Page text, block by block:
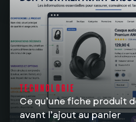
TECHNOLOGIE
Ce qu’une fiche produit
avant l’ajout au panier